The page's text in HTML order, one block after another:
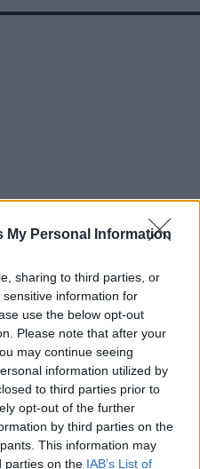
My Personal Information
sharing to third parties, or
information for
use the below opt-out
Please note that after your
may continue seeing
information utilized by
to third parties prior to
opt-out of the further
by third parties on the
This information may
parties on the IAB’s List of